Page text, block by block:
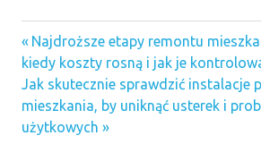
Nawigacja
wpisu
Previous
Post:
Najdroższe etapy remontu
kiedy koszty rosną i jak je
Next
Post:
Jak skutecznie sprawdzić instalacje
mieszkania, by uniknąć usterek i
użytkowych